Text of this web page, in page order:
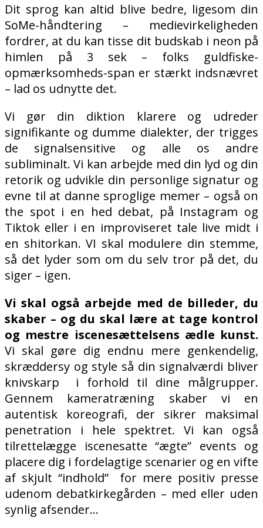
Dit sprog kan altid blive bedre, ligesom din
SoMe-håndtering – medievirkeligheden
fordrer, at du kan tisse dit budskab i neon på
himlen på 3 sek – folks guldfiske-
opmærksomheds-span er stærkt indsnævret
– lad os udnytte det.
Vi gør din diktion klarere og udreder
signifikante og dumme dialekter, der trigges
de signalsensitive og alle os andre
subliminalt. Vi kan arbejde med din lyd og din
retorik og udvikle din personlige signatur og
evne til at danne sproglige memer – også on
the spot i en hed debat, på Instagram og
Tiktok eller i en improviseret tale live midt i
en shitorkan. VI skal modulere din stemme,
så det lyder som om du selv tror på det, du
siger – igen.
Vi skal også arbejde med de billeder, du
skaber – og du skal lære at tage kontrol
og mestre iscenesættelsens ædle kunst.
Vi skal gøre dig endnu mere genkendelig,
skræddersy og style så din signalværdi bliver
knivskarp i forhold til dine målgrupper.
Gennem kameratræning skaber vi en
autentisk koreografi, der sikrer maksimal
penetration i hele spektret. Vi kan også
tilrettelægge iscenesatte “ægte” events og
placere dig i fordelagtige scenarier og en vifte
af skjult “indhold” for mere positiv presse
udenom debatkirkegården – med eller uden
synlig afsender…